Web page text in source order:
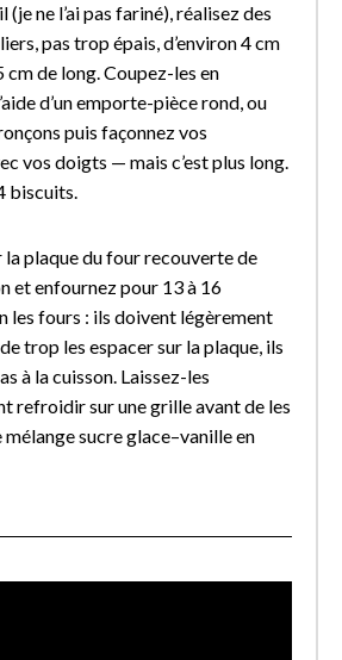
(je ne l’ai pas fariné), réalisez des
pas trop épais, d’environ 4 cm
cm de long. Coupez-les en
d’un emporte-pièce rond, ou
puis façonnez vos
vos doigts — mais c’est plus long.
biscuits.
la plaque du four recouverte de
et enfournez pour 13 à 16
les fours : ils doivent légèrement
trop les espacer sur la plaque, ils
à la cuisson. Laissez-les
refroidir sur une grille avant de les
mélange sucre glace–vanille en